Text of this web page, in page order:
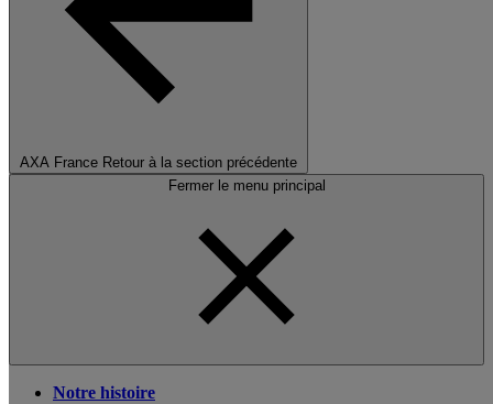
AXA France Retour à la section précédente
Fermer le menu principal
Notre histoire